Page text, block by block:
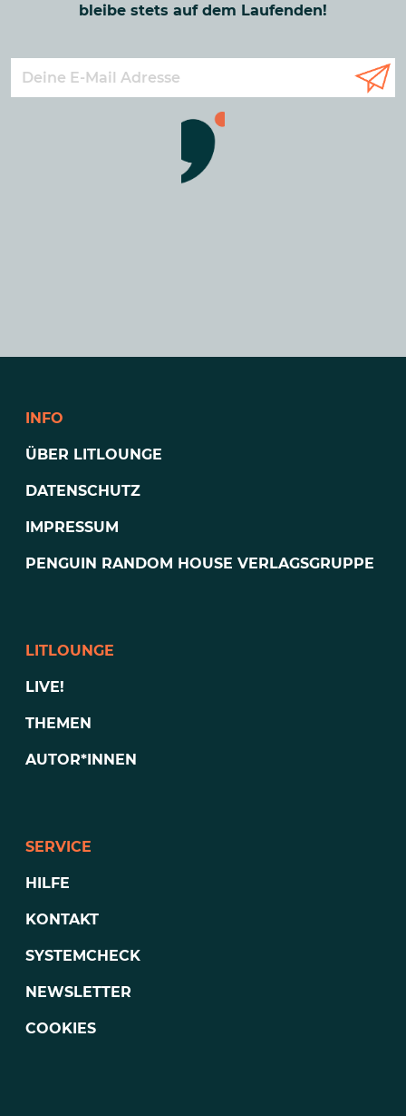
bleibe stets auf dem Laufenden!
INFO
ÜBER LITLOUNGE
DATENSCHUTZ
IMPRESSUM
PENGUIN RANDOM HOUSE VERLAGSGRUPPE
LITLOUNGE
LIVE!
THEMEN
AUTOR*INNEN
SERVICE
HILFE
KONTAKT
SYSTEMCHECK
NEWSLETTER
COOKIES